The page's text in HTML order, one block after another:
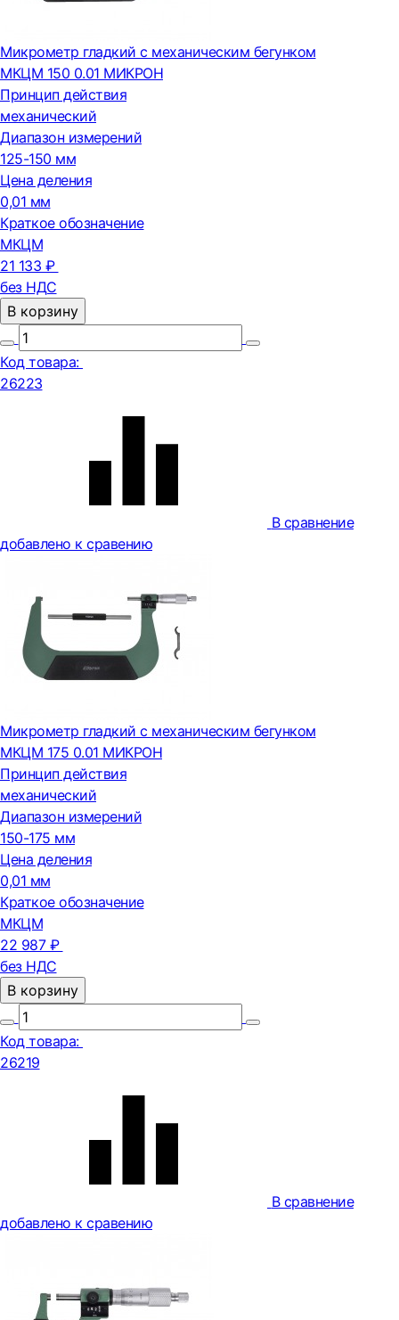
Микрометр гладкий с механическим бегунком
МКЦМ 150 0.01 МИКРОН
Принцип действия
механический
Диапазон измерений
125-150 мм
Цена деления
0,01 мм
Краткое обозначение
МКЦМ
21 133 ₽
без НДС
В корзину
Код товара:
26223
В сравнение
добавлено к сравению
Микрометр гладкий с механическим бегунком
МКЦМ 175 0.01 МИКРОН
Принцип действия
механический
Диапазон измерений
150-175 мм
Цена деления
0,01 мм
Краткое обозначение
МКЦМ
22 987 ₽
без НДС
В корзину
Код товара:
26219
В сравнение
добавлено к сравению